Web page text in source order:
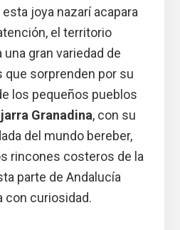
joya nazarí acapara
el territorio
gran variedad de
que sorprenden por su
los pequeños pueblos
Granadina, con su
del mundo bereber,
rincones costeros de la
parte de Andalucía
con curiosidad.